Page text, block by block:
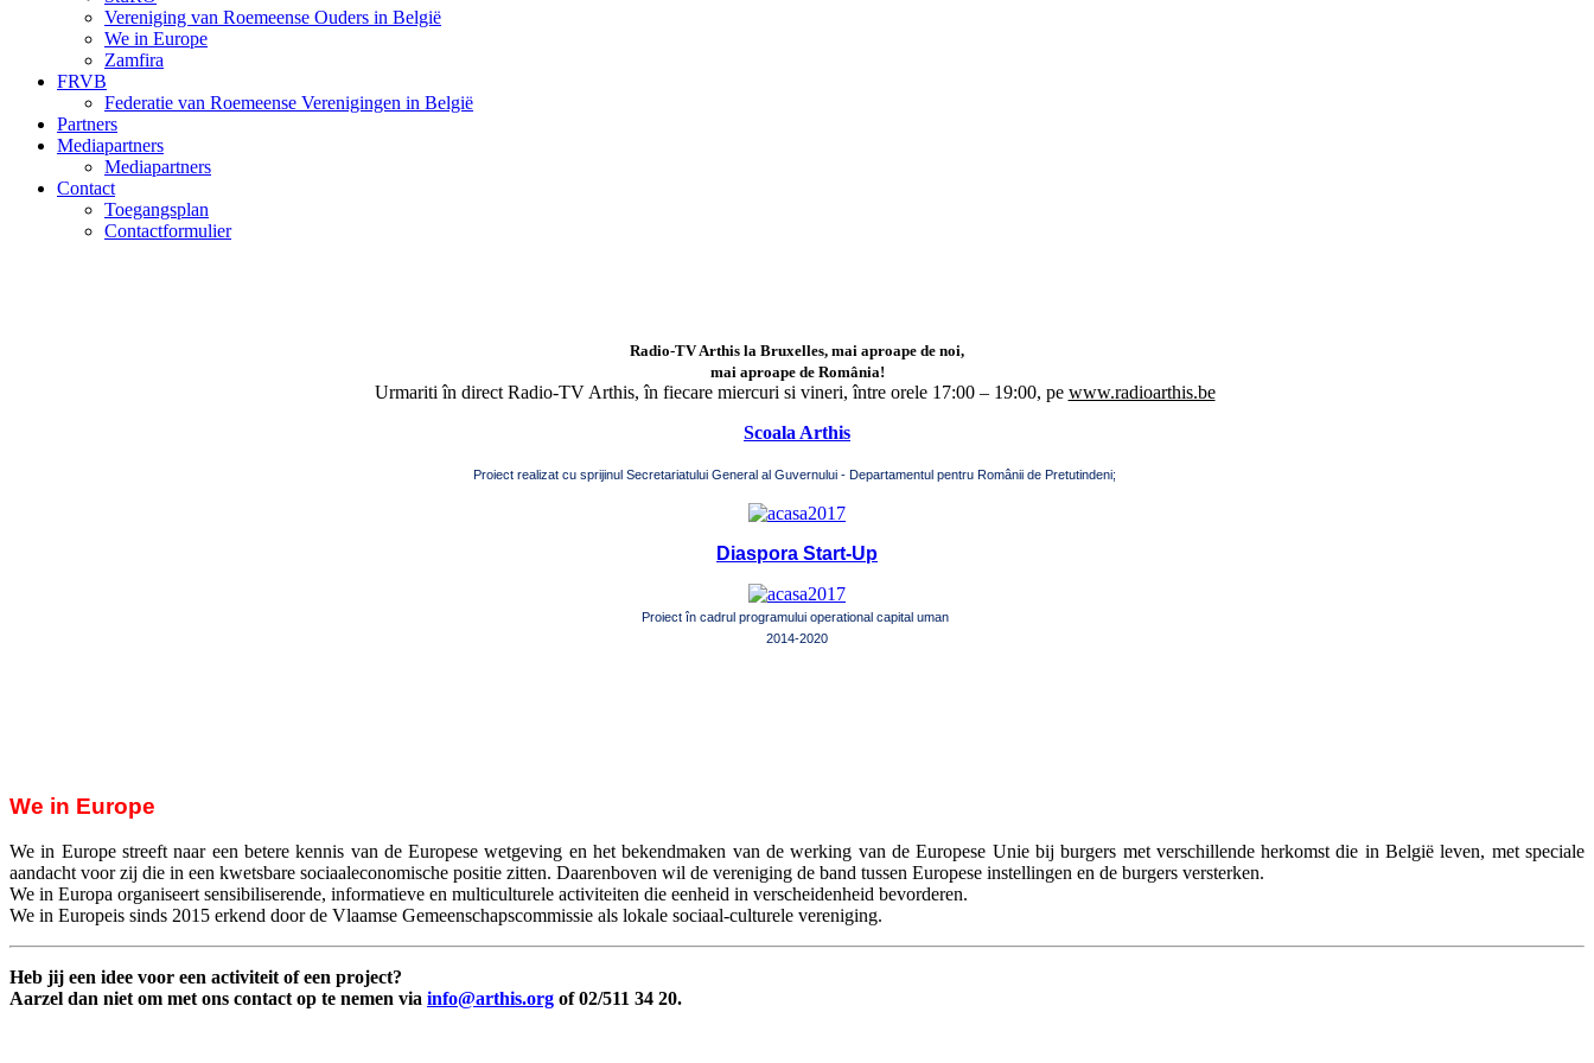
Vereniging van Roemeense Ouders in België
We in Europe
Zamfira
FRVB
Federatie van Roemeense Verenigingen in België
Partners
Mediapartners
Mediapartners
Contact
Toegangsplan
Contactformulier
Radio-TV Arthis la Bruxelles, mai aproape de noi,
mai aproape de România!
Urmariti în direct Radio-TV Arthis, în fiecare miercuri si vineri, între orele 17:00 – 19:00, pe www.radioarthis.be
Scoala Arthis
Proiect realizat cu sprijinul Secretariatului General al Guvernului - Departamentul pentru Românii de Pretutindeni;
Diaspora Start-Up
Proiect în cadrul programului operational capital uman
2014-2020
We in Europe
We in Europe streeft naar een betere kennis van de Europese wetgeving en het bekendmaken van de werking van de Europese Unie bij burgers met verschillende herkomst die in België leven, met speciale
aandacht voor zij die in een kwetsbare sociaaleconomische positie zitten. Daarenboven wil de vereniging de band tussen Europese instellingen en de burgers versterken.
We in Europa organiseert sensibiliserende, informatieve en multiculturele activiteiten die eenheid in verscheidenheid bevorderen.
We in Europeis sinds 2015 erkend door de Vlaamse Gemeenschapscommissie als lokale sociaal-culturele vereniging.
Heb jij een idee voor een activiteit of een project?
Aarzel dan niet om met ons contact op te nemen via info@arthis.org of 02/511 34 20.